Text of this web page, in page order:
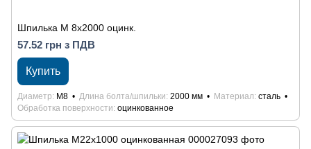
Шпилька M 8х2000 оцинк.
57.52 грн з ПДВ
Купить
Диаметр М8 Длина болта/шпильки 2000 мм Материал сталь
Обработка поверхности оцинкованное